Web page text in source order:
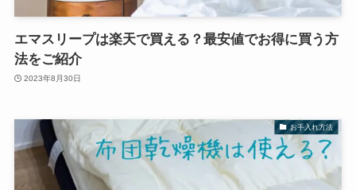
エマスリープは楽天で買える？最安値でお得に買う方
法をご紹介
2023年8月30日
お手入れ方法